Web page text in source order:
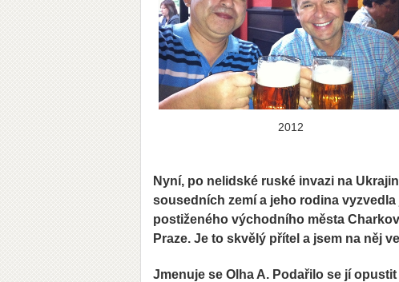
2012
Nyní, po nelidské ruské invazi na
sousedních zemí a jeho rodina
postiženého východního města
Praze. Je to skvělý přítel a jsem na něj
Jmenuje se Olha A. Podařilo se jí